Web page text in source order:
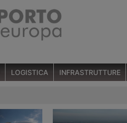
LOGISTICA INFRASTRUTTURE